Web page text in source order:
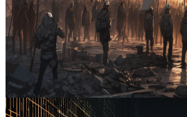
Reddit
#inteligência artificial
#
energia
privacidade
emprego
#
mercados financeiros
Ler artigo completo
2026-04-22